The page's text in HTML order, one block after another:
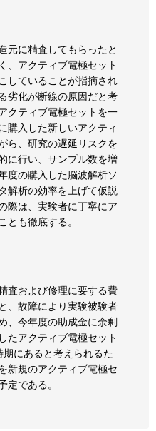
元に精査してもらったと
、アクティブ電極セット
していることが指摘され
劣化が断線の原因だと考
クティブ電極セットを一
購入した新しいアクティ
ら、研究の遅延リスクを
に行い、サンプル数を増
度の購入した脳波解析ソ
解析の効率を上げて仮説
際は、実験者に丁寧にア
とも徹底する。
査および修理に要する費
、故障により実験被験者
、今年度の助成金に余剰
たアクティブ電極セット
にあると考えられるた
新規のアクティブ電極セ
定である。